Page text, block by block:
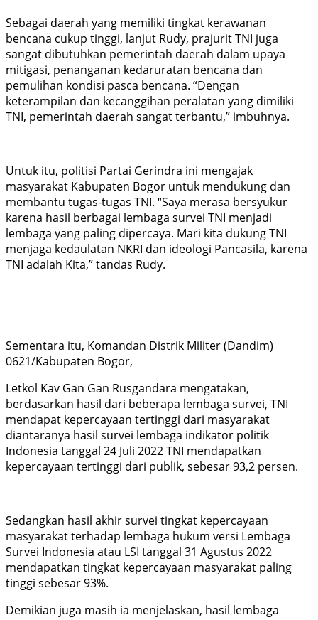
Sebagai daerah yang memiliki tingkat kerawanan
bencana cukup tinggi, lanjut Rudy, prajurit TNI juga
sangat dibutuhkan pemerintah daerah dalam upaya
mitigasi, penanganan kedaruratan bencana dan
pemulihan kondisi pasca bencana. “Dengan
keterampilan dan kecanggihan peralatan yang dimiliki
TNI, pemerintah daerah sangat terbantu,” imbuhnya.
Untuk itu, politisi Partai Gerindra ini mengajak
masyarakat Kabupaten Bogor untuk mendukung dan
membantu tugas-tugas TNI. “Saya merasa bersyukur
karena hasil berbagai lembaga survei TNI menjadi
lembaga yang paling dipercaya. Mari kita dukung TNI
menjaga kedaulatan NKRI dan ideologi Pancasila, karena
TNI adalah Kita,” tandas Rudy.
Sementara itu, Komandan Distrik Militer (Dandim)
0621/Kabupaten Bogor,
Letkol Kav Gan Gan Rusgandara mengatakan,
berdasarkan hasil dari beberapa lembaga survei, TNI
mendapat kepercayaan tertinggi dari masyarakat
diantaranya hasil survei lembaga indikator politik
Indonesia tanggal 24 Juli 2022 TNI mendapatkan
kepercayaan tertinggi dari publik, sebesar 93,2 persen.
Sedangkan hasil akhir survei tingkat kepercayaan
masyarakat terhadap lembaga hukum versi Lembaga
Survei Indonesia atau LSI tanggal 31 Agustus 2022
mendapatkan tingkat kepercayaan masyarakat paling
tinggi sebesar 93%.
Demikian juga masih ia menjelaskan, hasil lembaga